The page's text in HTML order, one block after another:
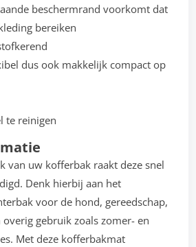
beschermrand voorkomt dat
bereiken
dus ook makkelijk compact op
te reinigen
van uw kofferbak raakt deze snel
Denk hierbij aan het
voor de hond, gereedschap,
gebruik zoals zomer- en
Met deze kofferbakmat